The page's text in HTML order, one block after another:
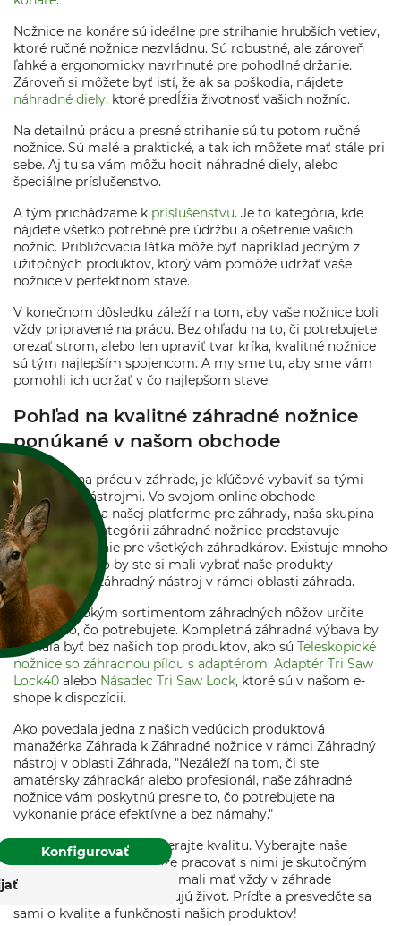
Nožnice na konáre sú ideálne pre strihanie hrubších vetiev,
ktoré ručné nožnice nezvládnu. Sú robustné, ale zároveň
ľahké a ergonomicky navrhnuté pre pohodlné držanie.
Zároveň si môžete byť istí, že ak sa poškodia, nájdete
náhradné diely, ktoré predĺžia životnosť vašich nožníc.
Na detailnú prácu a presné strihanie sú tu potom ručné
nožnice. Sú malé a praktické, a tak ich môžete mať stále pri
sebe. Aj tu sa vám môžu hodit náhradné diely, alebo
špeciálne príslušenstvo.
A tým prichádzame k príslušenstvu. Je to kategória, kde
nájdete všetko potrebné pre údržbu a ošetrenie vašich
nožníc. Približovacia látka môže byť napríklad jedným z
užitočných produktov, ktorý vám pomôže udržať vaše
nožnice v perfektnom stave.
V konečnom dôsledku záleží na tom, aby vaše nožnice boli
vždy pripravené na prácu. Bez ohľadu na to, či potrebujete
orezať strom, alebo len upraviť tvar kríka, kvalitné nožnice
sú tým najlepším spojencom. A my sme tu, aby sme vám
pomohli ich udržať v čo najlepšom stave.
Pohľad na kvalitné záhradné nožnice
ponúkané v našom obchode
Keď príde na prácu v záhrade, je kľúčové vybaviť sa tými
najlepšími nástrojmi. Vo svojom online obchode
ponúkanom na našej platforme pre záhrady, naša skupina
produktov v kategórii záhradné nožnice predstavuje
najlepšie riešenie pre všetkých záhradkárov. Existuje mnoho
dôvodov, prečo by ste si mali vybrať naše produkty
vzhľadom na záhradný nástroj v rámci oblasti záhrada.
S naším širokým sortimentom záhradných nôžov určite
nájdete to, čo potrebujete. Kompletná záhradná výbava by
nemala byť bez našich top produktov, ako sú Teleskopické
nožnice so záhradnou pílou s adaptérom, Adaptér Tri Saw
Lock40 alebo Násadec Tri Saw Lock, ktoré sú v našom e-
shope k dispozícii.
Ako povedala jedna z našich vedúcich produktová
manažérka Záhrada k Záhradné nožnice v rámci Záhradný
nástroj v oblasti Záhrada, "Nezáleží na tom, či ste
amatérsky záhradkár alebo profesionál, naše záhradné
nožnice vám poskytnú presne to, čo potrebujete na
vykonanie práce efektívne a bez námahy."
Vyberajte s dôverou, vyberajte kvalitu. Vyberajte naše
záhradné nožnice. Pretože pracovať s nimi je skutočným
potešením. A preto by ste mali mať vždy v záhrade
nástroje, ktoré vám uľahčujú život. Príďte a presvedčte sa
sami o kvalite a funkčnosti našich produktov!
SUŠIENKY?
súbory cookie a
tretích strán na
zlepšovanie a
záujmom
súhlasu sa spracúvajú
kedykoľvek odvolať
budúcnosti.
Konfigurovať